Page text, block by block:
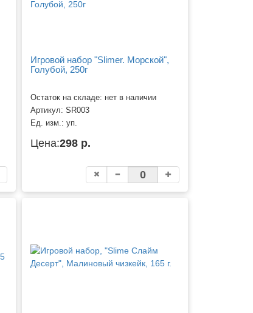
Игровой набор "Slimer. Морской",
Голубой, 250г
Остаток на складе: нет в наличии
Артикул:SR003
Ед. изм.:уп.
Цена:298 р.